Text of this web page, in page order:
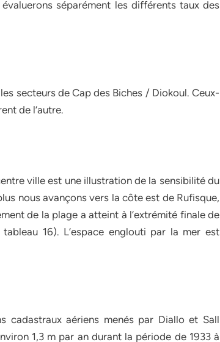
séparément les différents taux des
secteurs de Cap des Biches / Diokoul. Ceux-
de l’autre.
ville est une illustration de la sensibilité du
nous avançons vers la côte est de Rufisque,
de la plage a atteint à l’extrémité finale de
16). L’espace englouti par la mer est
cadastraux aériens menés par Diallo et Sall
1,3 m par an durant la période de 1933 à